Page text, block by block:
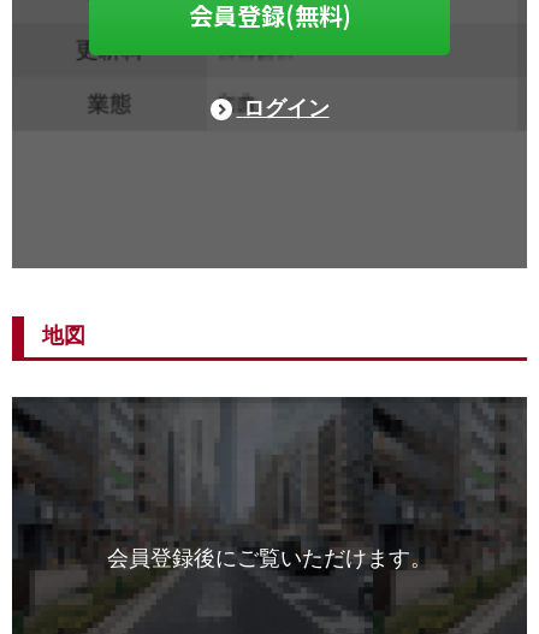
会員登録(無料)
ログイン
地図
会員登録後にご覧いただけます。